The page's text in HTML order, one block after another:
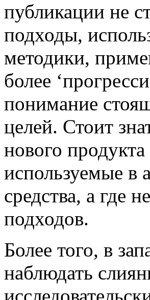
публикации не
подходы,
методики,
более
понимание
целей. Стоит
нового
используемые в
средства, а где
подходов.
Более того, в
наблюдать